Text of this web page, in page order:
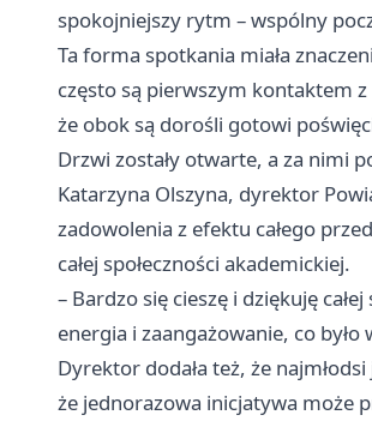
spokojniejszy rytm – wspólny
Ta forma spotkania miała
często są pierwszym kontaktem
że obok są dorośli gotowi
Drzwi zostały otwarte, a za nimi
Katarzyna Olszyna, dyrektor
zadowolenia z efektu całego
całej społeczności akademickiej.
– Bardzo się cieszę i dziękuję
energia i zaangażowanie, co
Dyrektor dodała też, że
że jednorazowa inicjatywa może